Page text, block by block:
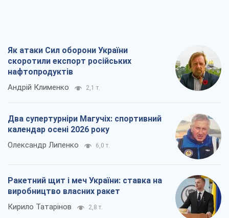
Як атаки Сил оборони України
скоротили експорт російських
нафтопродуктів
Андрій Клименко 2,1 т.
Два супертурніри Магучіх: спортивний
календар осені 2026 року
Олександр Липенко 6,0 т.
Ракетний щит і меч України: ставка на
виробництво власних ракет
Кирило Татарінов 2,8 т.